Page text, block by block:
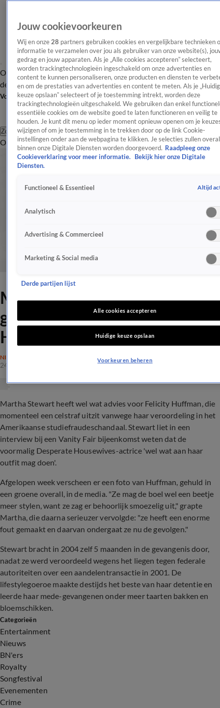
OverzichtAfleveringen Entertainment TV Algemeen
Tip
de redactieNieuwsbrief
Volg Shownieuws
Zoeken
OverzichtEntertainmentSpraakmakendRealityCrimeVideo's
Martha Stewart grapt over
gevangenisoutfit Felicity
Huffman
NIEUWS
24 okt 2019, 05:04
Martha Stewart heeft wel wat advies voor Felicity Huffman, die
momenteel een celstraf uitzit vanwege haar veroordeling in het
Amerikaanse studiefraudeschandaal. Stewart liet in een
interview bij een Vanity Fair bijeenkomst weten dat de
voormalig Desperate Housewives-actrice 'wel wat aan haar
outfit mag doen'.
Afgelopen week verscheen er een foto van Huffman, gehuld in
een groene overall, in de media. "Ze mag de boel wel een beetje
meer stylen, want ze zag er behoorlijk smoezelig uit," grapte
Martha, die daarna serieuzer vervolgde: "ze heeft een enorme
fout gemaakt en daarvan ondergaat ze nu de gevolgen."
Stewart bracht in 2004 zelf 5 maanden in de gevangenis door,
nadat ze werd veroordeeld wegens het liegen tegen federale
autoriteiten over een aandelentransactie in 2001. De
lifestylegoeroe maakte destijds het beste van haar detentie en
leerde haar mede-gevangenen onder meer taarten bakken en
bloemschikken.
Categorieën
Entertainment
Nieuws
BN'ers
Royalty
Songfestival
Evenementen
Crime
Jouw cookievoorkeuren
Wij en onze 28 partners gebruiken cookies en vergelijkbare technieken
informatie te verzamelen over jou als gebruiker van onze website(s),
gedrag en jouw apparaten. Als je „Alle cookies accepteren” selecteert,
worden trackingtechnologieën ingeschakeld om onze advertenties en
content te kunnen personaliseren, onze producten en diensten te
en om de prestaties van advertenties en content te meten. Als je
keuze opslaan” selecteert of je toestemming intrekt, worden deze
trackingtechnologieën uitgeschakeld. We gebruiken dan enkel
essentiële cookies om de website goed te laten functioneren en veilig te
houden. Je kunt dit menu op ieder moment opnieuw openen om je
wijzigen of om je toestemming in te trekken door op de link Cookie-
instellingen onder aan de webpagina te klikken. Je selecties zullen overal
binnen onze Digitale Diensten worden doorgevoerd. Raadpleeg onze
Cookieverklaring voor meer informatie.
Bekijk hier onze Digitale
Diensten.
Functioneel & Essentieel Altijd
Analytisch
Advertising & Commercieel
Marketing & Social media
Derde partijen lijst
Alle cookies accepteren
Huidige keuze opslaan
Voorkeuren beheren